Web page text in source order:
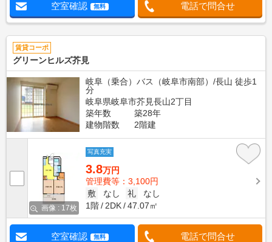
空室確認 無料 電話で問合せ
賃貸コーポ
グリーンヒルズ芥見
岐阜（乗合）バス（岐阜市南部）/長山 徒歩1
分
岐阜県岐阜市芥見長山2丁目
築年数
築28年
建物階数
2階建
画像 : 17枚
写真充実
3.8万円
管理費等：3,100円
敷
なし 礼
なし
1階
2DK 47.07㎡
空室確認 無料 電話で問合せ